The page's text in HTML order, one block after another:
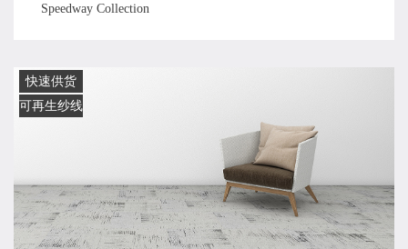
Speedway Collection
快速供货
可再生纱线